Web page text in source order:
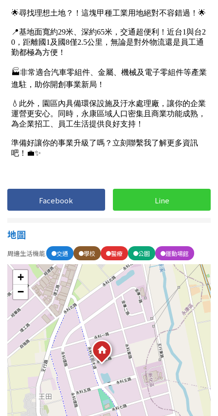
台南市
高雄市
澎湖縣
屏東縣
40~50 坪 50~60 坪
60~70 坪 70~80 坪
80坪以上
不拘
3樓
21樓以上
格局
不拘
3房
4房 5房以上
Facebook Line
地圖
周邊生活機能 交通 學校 醫療 公園 運動場館
+
−